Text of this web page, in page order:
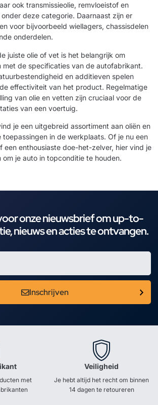
ook transmissieolie, remvloeistof en
deze categorie. Daarnaast zijn er
voor bijvoorbeeld wiellagers, chassisdelen
onderdelen.
juiste olie of vet is het belangrijk om
met de specificaties van de autofabrikant.
en additieven spelen
effectiviteit van het product. Regelmatige
van olie en vetten zijn cruciaal voor de
van een voertuig.
je een uitgebreid assortiment aan oliën en
in de werkplaats. Of je nu een
een enthousiaste doe-het-zelver, hier vind je
je auto in topconditie te houden.
onze nieuwsbrief om up-to-
nieuws en acties te ontvangen.
Inschrijven
met
Veiligheid
Je hebt altijd het recht om binnen
14 dagen te retoureren